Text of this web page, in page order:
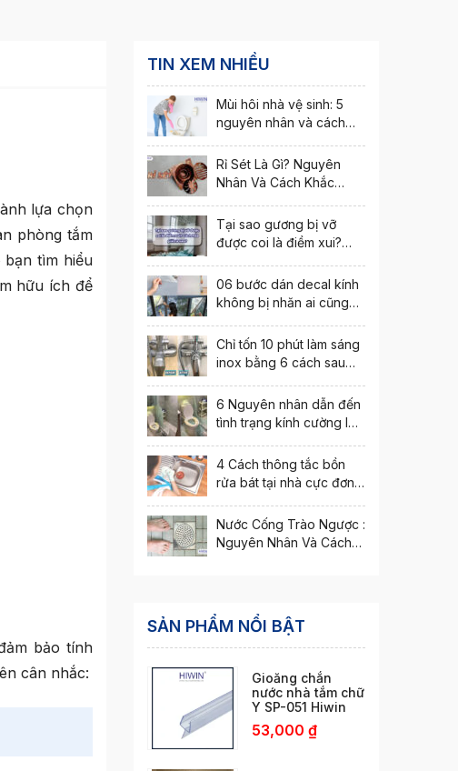
lựa chọn
phòng tắm
bạn tìm hiểu
hữu ích để
bảo tính
cân nhắc:
TIN XEM NHIỀU
Mùi hôi nhà vệ sinh: 5
nguyên nhân và cách
Rỉ Sét Là Gì? Nguyên
Nhân Và Cách Khắc
Tại sao gương bị vỡ
được coi là điềm xui?
06 bước dán decal kính
không bị nhăn ai cũng
Chỉ tốn 10 phút làm sáng
inox bằng 6 cách sau
6 Nguyên nhân dẫn đến
tình trạng kính cường lực
4 Cách thông tắc bồn
rửa bát tại nhà cực đơn
Nước Cống Trào Ngược :
Nguyên Nhân Và Cách
SẢN PHẨM NỔI BẬT
Gioăng chắn
nước nhà tắm chữ
Y SP-051 Hiwin
53,000 ₫